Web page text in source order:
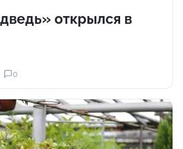
открылся в
0